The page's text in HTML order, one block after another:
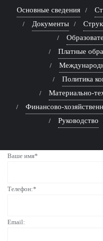
Основные сведения
Документы
Платные
Политика
Материально-
Финансово-
Руководство
Ваше имя*
Телефон:*
Email: